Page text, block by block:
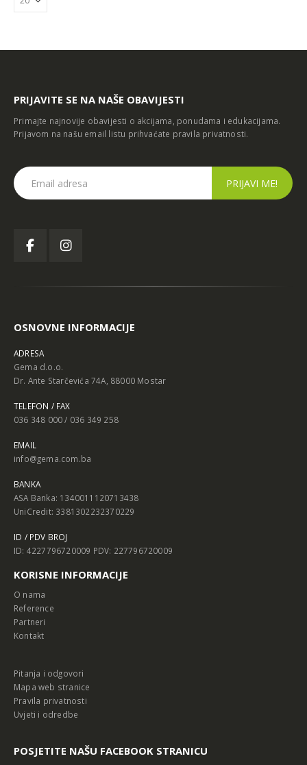
PRIJAVITE SE NA NAŠE OBAVIJESTI
Primajte najnovije obavijesti o akcijama, ponudama i edukacijama.
Prijavom na našu email listu prihvaćate pravila privatnosti.
OSNOVNE INFORMACIJE
ADRESA
Gema d.o.o.
Dr. Ante Starčevića 74A, 88000 Mostar
TELEFON / FAX
036 348 000 / 036 349 258
EMAIL
info@gema.com.ba
BANKA
ASA Banka: 1340011120713438
UniCredit: 3381302232370229
ID / PDV BROJ
ID: 4227796720009 PDV: 227796720009
KORISNE INFORMACIJE
O nama
Reference
Partneri
Kontakt
Pitanja i odgovori
Mapa web stranice
Pravila privatnosti
Uvjeti i odredbe
POSJETITE NAŠU FACEBOOK STRANICU